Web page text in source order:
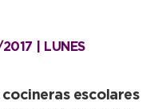
| LUNES
escolares